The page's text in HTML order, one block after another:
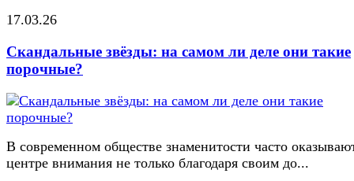
17.03.26
Скандальные звёзды: на самом ли деле они такие
порочные?
В современном обществе знаменитости часто
центре внимания не только благодаря своим до...